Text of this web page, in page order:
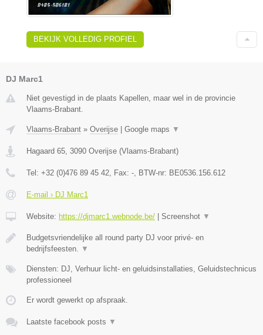
BEKIJK VOLLEDIG PROFIEL
DJ Marc1
Niet gevestigd in de plaats Kapellen, maar wel in de provincie
Vlaams-Brabant.
Vlaams-Brabant » Overijse Google maps ▼
Hagaard 65 3090 Overijse (Vlaams-Brabant)
Tel: +32 (0)476 89 45 42 , Fax: - , BTW-nr: BE0536.156.612
E-mail › DJ Marc1
Website: https://djmarc1.webnode.be/ Screenshot ▼
Budgetsvriendelijke all round party DJ voor privé- en
bedrijfsfeesten.
▼
Diensten: DJ, Verhuur licht- en geluidsinstallaties, Geluidstechnicus
professioneel
Er wordt gewerkt op afspraak.
Laatste facebook posts ▼